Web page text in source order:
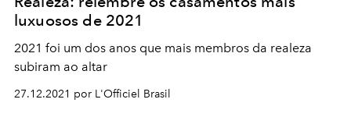
luxuosos de 2021
2021 foi um dos anos que mais membros da realeza
subiram ao altar
27.12.2021 por L'Officiel Brasil